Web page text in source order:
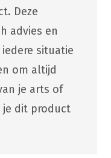
Deze
advies en
situatie
om altijd
je arts of
je dit product